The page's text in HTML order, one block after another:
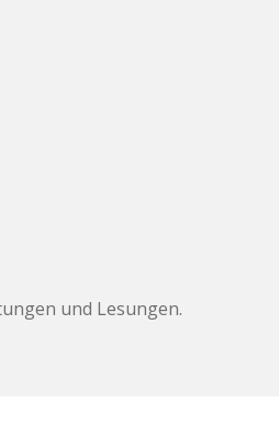
und Lesungen.